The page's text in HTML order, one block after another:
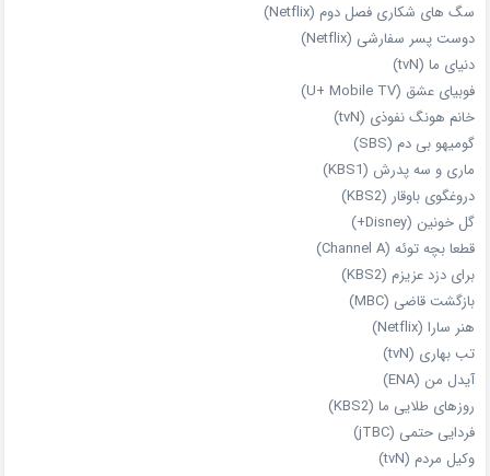
سگ های شکاری فصل دوم (Netflix)
دوست‌ پسر سفارشی (Netflix)
دنیای ما (tvN)
فوبیای عشق (U+ Mobile TV)
خانم هونگ نفوذی (tvN)
گومیهو بی دم (SBS)
ماری و سه پدرش (KBS1)
دروغگوی باوقار (KBS2)
گل خونین (Disney+)
قطعا بچه توئه (Channel A)
برای دزد عزیزم (KBS2)
بازگشت قاضی (MBC)
هنر سارا (Netflix)
تب بهاری (tvN)
آیدل من (ENA)
روزهای طلایی ما (KBS2)
فردایی حتمی (jTBC)
وکیل مردم (tvN)